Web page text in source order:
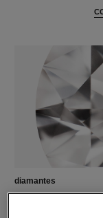
diamantes